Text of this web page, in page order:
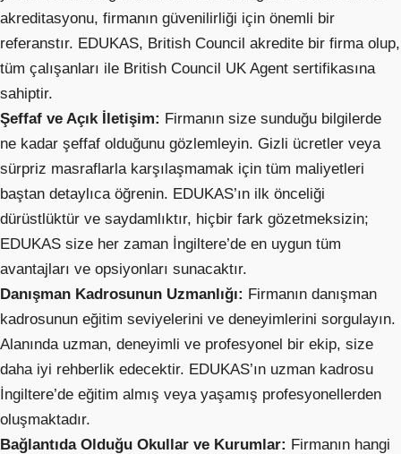
akreditasyonu, firmanın güvenilirliği için önemli bir
referanstır. EDUKAS, British Council akredite bir firma olup,
tüm çalışanları ile British Council UK Agent sertifikasına
sahiptir.
Şeffaf ve Açık İletişim: Firmanın size sunduğu bilgilerde
ne kadar şeffaf olduğunu gözlemleyin. Gizli ücretler veya
sürpriz masraflarla karşılaşmamak için tüm maliyetleri
baştan detaylıca öğrenin. EDUKAS’ın ilk önceliği
dürüstlüktür ve saydamlıktır, hiçbir fark gözetmeksizin;
EDUKAS size her zaman İngiltere’de en uygun tüm
avantajları ve opsiyonları sunacaktır.
Danışman Kadrosunun Uzmanlığı: Firmanın danışman
kadrosunun eğitim seviyelerini ve deneyimlerini sorgulayın.
Alanında uzman, deneyimli ve profesyonel bir ekip, size
daha iyi rehberlik edecektir. EDUKAS’ın uzman kadrosu
İngiltere’de eğitim almış veya yaşamış profesyonellerden
oluşmaktadır.
Bağlantıda Olduğu Okullar ve Kurumlar: Firmanın hangi